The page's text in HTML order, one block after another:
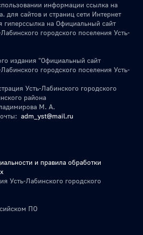
информации ссылка на
для сайтов и страниц сети Интернет
гиперссылка на Официальный сайт
городского поселения Усть-
издания "Официальный сайт
городского поселения Усть-
Усть-Лабинского городского
района
М. А.
adm_yst@mail.ru
и правила обработки
Усть-Лабинского городского
ПО